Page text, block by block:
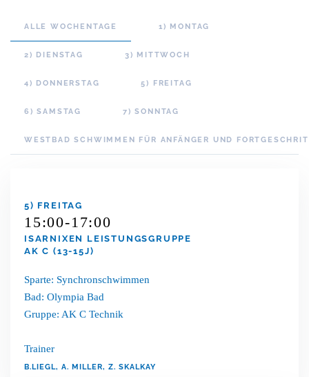
ALLE WOCHENTAGE 1) MONTAG
2) DIENSTAG 3) MITTWOCH
4) DONNERSTAG 5) FREITAG
6) SAMSTAG 7) SONNTAG
WESTBAD SCHWIMMEN FÜR ANFÄNGER UND
5) FREITAG
15:00-17:00
ISARNIXEN LEISTUNGSGRUPPE
AK C (13-15J)
Sparte: Synchronschwimmen
Bad: Olympia Bad
Gruppe: AK C Technik
Trainer
B.LIEGL, A. MILLER, Z. SKALKAY